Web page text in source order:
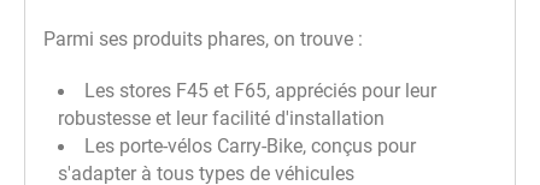
Parmi ses produits phares, on trouve :
Les stores F45 et F65, appréciés pour leur
robustesse et leur facilité d'installation
Les porte-vélos Carry-Bike, conçus pour
s'adapter à tous types de véhicules